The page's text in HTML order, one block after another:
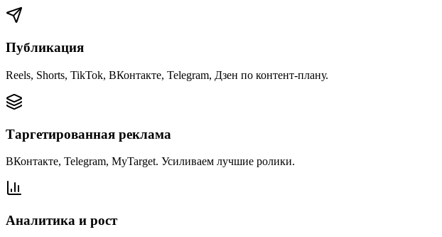
Публикация
Reels, Shorts, TikTok, ВКонтакте, Telegram, Дзен по контент-плану.
Таргетированная реклама
ВКонтакте, Telegram, MyTarget. Усиливаем лучшие ролики.
Аналитика и рост